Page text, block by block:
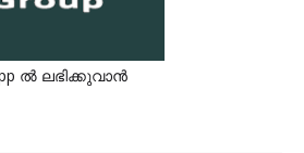
ൽ ലഭിക്കുവാൻ